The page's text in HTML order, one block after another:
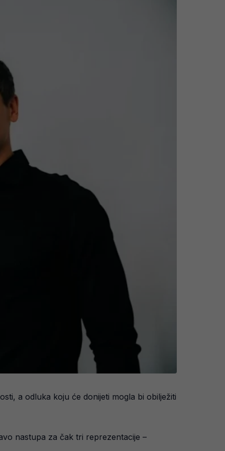
a odluka koju će donijeti mogla bi obilježiti
nastupa za čak tri reprezentacije –